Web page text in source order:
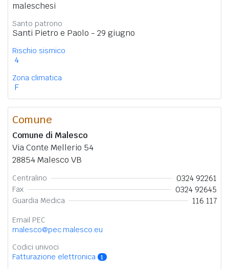
maleschesi
Santo patrono
Santi Pietro e Paolo - 29 giugno
Rischio sismico
4
Zona climatica
F
Comune
Comune di Malesco
Via Conte Mellerio 54
28854 Malesco VB
Centralino 0324 92261
Fax 0324 92645
Guardia Medica 116 117
Email PEC
malesco@pec.malesco.eu
Codici univoci
Fatturazione elettronica
1